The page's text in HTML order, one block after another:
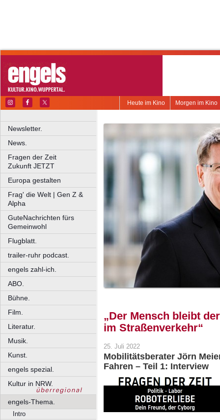
Morgen im Kino
Heute im Kino
Newsletter.
News.
Fragen der Zeit
Zukunft JETZT
Europa gestalten
Frag' die Welt | Gen Z &
Alpha
GuteNachrichten fürs
Gemeinwohl
Flugblatt.
trailer-ruhr podcast.
engels zahl-ich.
ABO.
Bühne.
Film.
Literatur.
Musik.
Kunst.
engels spezial.
Kultur in NRW.
engels-Thema.
Intro
„Der Mensch bleibt
im Straßenverkehr“
25. Juli 2022
Mobilitätsberater Jörn
Fahren – Teil 1: Interview